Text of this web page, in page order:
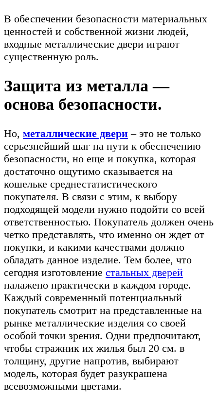
В обеспечении безопасности материальных
ценностей и собственной жизни людей,
входные металлические двери играют
существенную роль.
Защита из металла —
основа безопасности.
Но, металлические двери – это не только
серьезнейший шаг на пути к обеспечению
безопасности, но еще и покупка, которая
достаточно ощутимо сказывается на
кошельке среднестатистического
покупателя. В связи с этим, к выбору
подходящей модели нужно подойти со всей
ответственностью. Покупатель должен очень
четко представлять, что именно он ждет от
покупки, и какими качествами должно
обладать данное изделие. Тем более, что
сегодня изготовление стальных дверей
налажено практически в каждом городе.
Каждый современный потенциальный
покупатель смотрит на представленные на
рынке металлические изделия со своей
особой точки зрения. Одни предпочитают,
чтобы стражник их жилья был 20 см. в
толщину, другие напротив, выбирают
модель, которая будет разукрашена
всевозможными цветами.